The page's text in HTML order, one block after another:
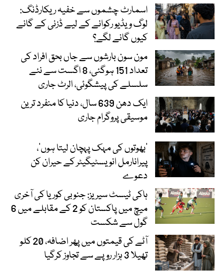
اسمارٹ چشموں سے خفیہ ریکارڈنگ:
لوگ ویڈیو رکوانے کے لیے ڈزنی کے گانے
کیوں گانے لگے؟
مون سون بارشوں سے جاں بحق افراد کی
تعداد 151 ہوگئی، 8 اگست سے نئے
سلسلے کی پیشگوئی، الرٹ جاری
ایک دھن 639 سال، دنیا کا منفرد ترین
موسیقی پروگرام جاری
‘بھوتوں کی مہک پہچان لیتا ہوں’،
پیرانارمل انویسٹیگیٹر کے حیران کن
دعوے
ہاکی ٹیسٹ سیریز: جنوبی کوریا کی آخری
میچ میں پاکستان کو 2 کے مقابلے میں 6
گول سے شکست
آٹے کی قیمتوں میں پھر اضافہ، 20 کلو
تھیلا 3 ہزار روپے سے تجاوز کرگیا